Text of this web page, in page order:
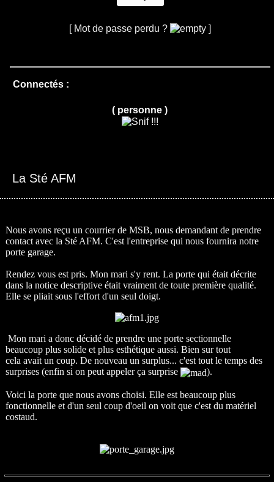
[ Mot de passe perdu ? ]
Connectés :
( personne )
La Sté AFM
Nous avons reçu un courrier de MSB, nous demandant de prendre
contact avec la Sté AFM. C'est l'entreprise qui nous fournira notre
porte garage.
Rendez vous est pris. Mon mari s'y rent. La porte qui était décrite
dans la notice descriptive était vraiment de toute première qualité.
Elle se pliait sous l'effort d'un seul doigt.
Mon mari a donc décidé de prendre une porte sectionnelle
beaucoup plus solide et plus esthétique aussi. Bien sur tout
cela avait un coup. De nouveau un surplus... c'est tout le temps des
surprises (enfin si on peut appeler ça surprise
).
Voici la porte que nous avons choisi. Elle est beaucoup plus
fonctionnelle et d'un seul coup d'oeil on voit que c'est du matériel
costaud.